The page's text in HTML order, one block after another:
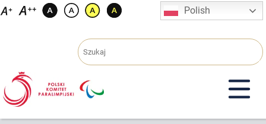
Przejdź
Polish